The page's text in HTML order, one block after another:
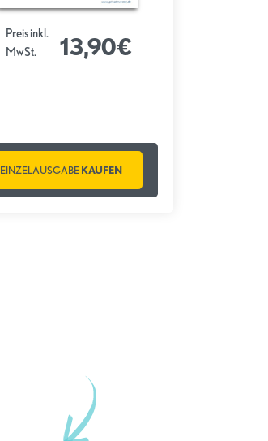
Preis inkl.
MwSt.
13,90€
EINZELAUSGABE KAUFEN